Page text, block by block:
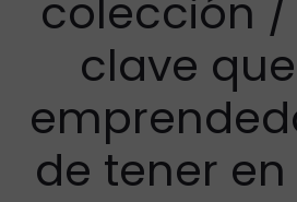
colección /
clave
de tener